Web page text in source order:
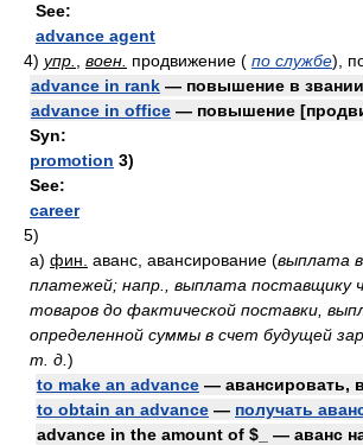
See:
advance agent
4) упр. воен. продвижение ( по службе) ,
advance in rank — повышение в
advance in office — повышение
Syn:
promotion 3)
See:
career
5)
а) фин. аванс, авансирование (выплата
платежей; напр., выплата поставщику
товаров до фактической поставки,
определенной суммы в счет будущей
т. д. )
to make an advance — авансировать,
to obtain an advance — получать
advance in the amount of $_ — аванс на